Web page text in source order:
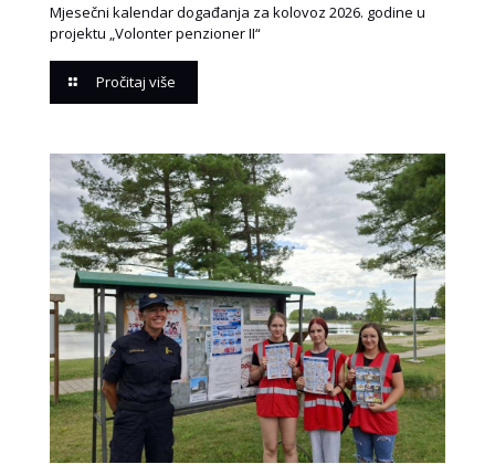
Mjesečni kalendar događanja za kolovoz 2026. godine u
projektu „Volonter penzioner II“
Pročitaj više